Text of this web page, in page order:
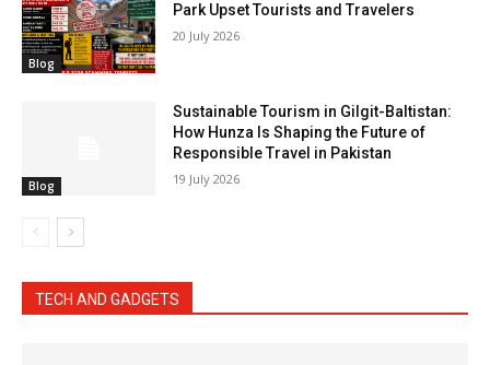
Blog
Park Upset Tourists and Travelers
20 July 2026
Blog
Sustainable Tourism in Gilgit-Baltistan:
How Hunza Is Shaping the Future of
Responsible Travel in Pakistan
19 July 2026
TECH AND GADGETS